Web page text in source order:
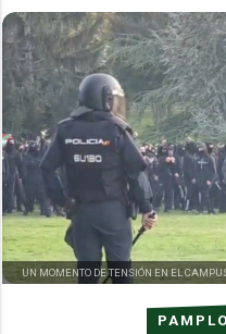
UN MOMENTO DE TENSIÓN EN EL